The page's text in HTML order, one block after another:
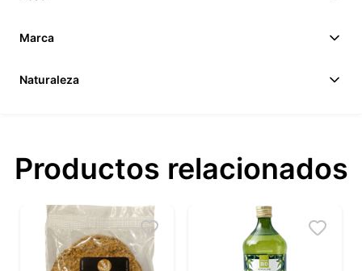
Marca
Naturaleza
Productos relacionados